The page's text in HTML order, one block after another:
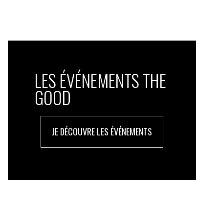
LES ÉVÉNEMENTS THE
GOOD
JE DÉCOUVRE LES ÉVÉNEMENTS